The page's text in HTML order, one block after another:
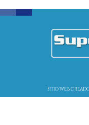
SITIO WEB